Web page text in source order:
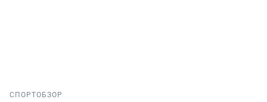
СПОРТОБЗОР